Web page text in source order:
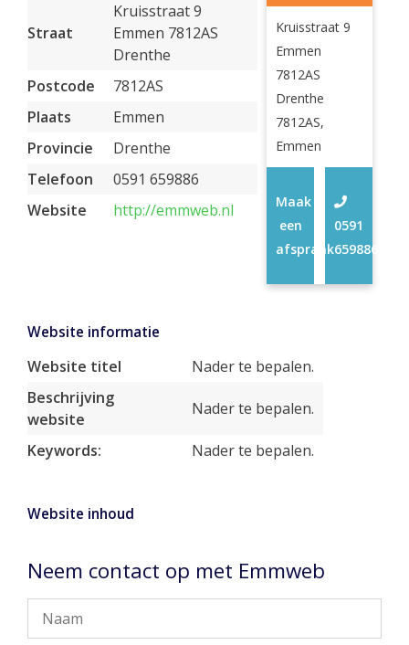
Straat
Kruisstraat 9
Emmen 7812AS
Drenthe
Postcode
7812AS
Plaats
Emmen
Provincie
Drenthe
Telefoon
0591 659886
Website
http://emmweb.nl
Kruisstraat 9
Emmen
7812AS
Drenthe
7812AS,
Emmen
0591
659886
Maak
een
afspraak
Website informatie
Website titel
Nader te bepalen.
Beschrijving
website
Nader te bepalen.
Keywords: Nader te bepalen.
Website inhoud
Neem contact op met Emmweb